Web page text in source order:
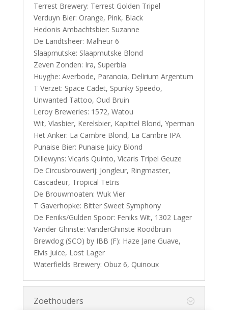
Terrest Brewery: Terrest Golden Tripel
Verduyn Bier: Orange, Pink, Black
Hedonis Ambachtsbier: Suzanne
De Landtsheer: Malheur 6
Slaapmutske: Slaapmutske Blond
Zeven Zonden: Ira, Superbia
Huyghe: Averbode, Paranoia, Delirium Argentum
T Verzet: Space Cadet, Spunky Speedo,
Unwanted Tattoo, Oud Bruin
Leroy Breweries: 1572, Watou
Wit, Vlasbier, Kerelsbier, Kapittel Blond, Yperman
Het Anker: La Cambre Blond, La Cambre IPA
Punaise Bier: Punaise Juicy Blond
Dillewyns: Vicaris Quinto, Vicaris Tripel Geuze
De Circusbrouwerij: Jongleur, Ringmaster,
Cascadeur, Tropical Tetris
De Brouwmoaten: Wuk Vier
T Gaverhopke: Bitter Sweet Symphony
De Feniks/Gulden Spoor: Feniks Wit, 1302 Lager
Vander Ghinste: VanderGhinste Roodbruin
Brewdog (SCO) by IBB (F): Haze Jane Guave,
Elvis Juice, Lost Lager
Waterfields Brewery: Obuz 6, Quinoux
Zoethouders